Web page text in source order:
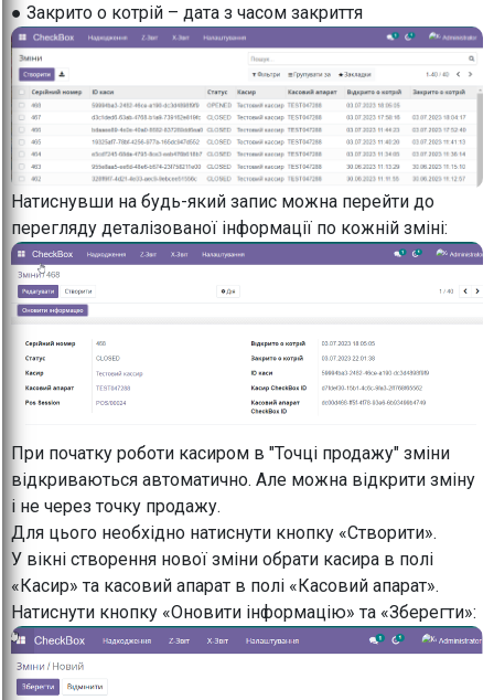
● Закрито о котрій – дата з часом закриття
Натиснувши на будь-який запис можна перейти до
перегляду деталізованої інформації по кожній зміні:
При початку роботи касиром в "Точці продажу" зміни
відкриваються автоматично. Але можна відкрити зміну
і не через точку продажу.
Для цього необхідно натиснути кнопку «Створити».
У вікні створення нової зміни обрати касира в полі
«Касир» та касовий апарат в полі «Касовий апарат».
Натиснути кнопку «Оновити інформацію» та «Зберегти»: